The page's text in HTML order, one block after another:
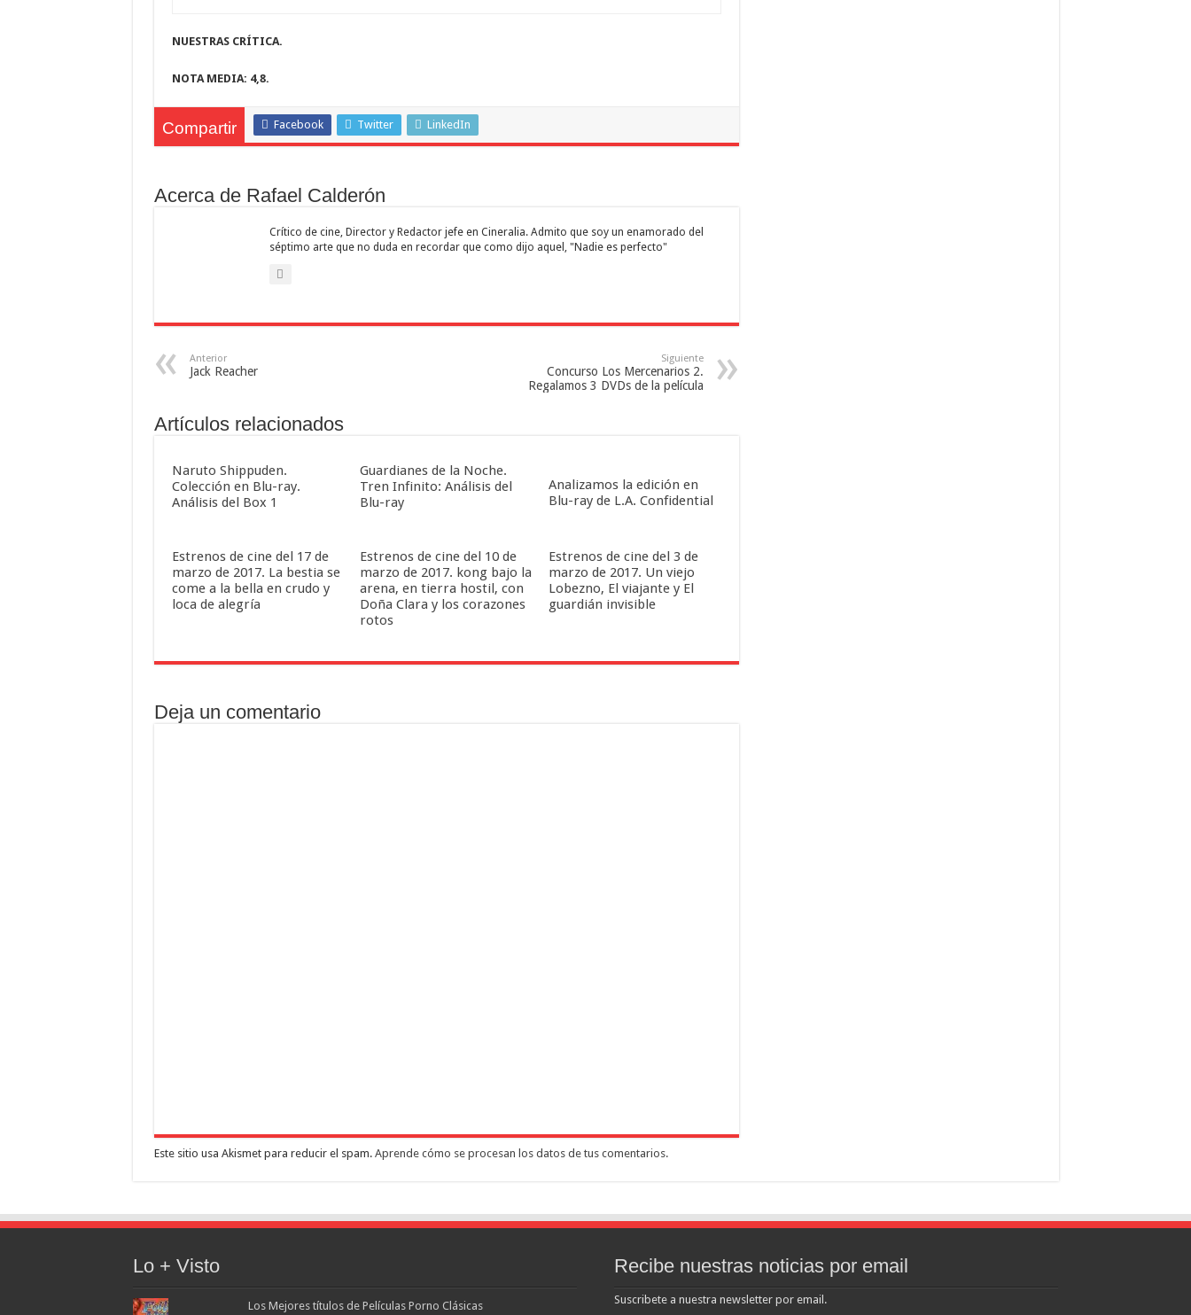
NUESTRAS CRÍTICA.
NOTA MEDIA: 4,8.
Compartir Facebook Twitter LinkedIn
Acerca de Rafael Calderón
Crítico de cine, Director y Redactor jefe en Cineralia. Admito que soy un enamorado del
séptimo arte que no duda en recordar que como dijo aquel, "Nadie es perfecto"
Anterior
Jack Reacher
Siguiente
Concurso Los Mercenarios 2.
Regalamos 3 DVDs de la película
Artículos relacionados
Naruto Shippuden.
Colección en Blu-ray.
Análisis del Box 1
Guardianes de la Noche.
Tren Infinito: Análisis del
Blu-ray
Analizamos la edición en
Blu-ray de L.A. Confidential
Estrenos de cine del 17 de
marzo de 2017. La bestia se
come a la bella en crudo y
loca de alegría
Estrenos de cine del 10 de
marzo de 2017. kong bajo la
arena, en tierra hostil, con
Doña Clara y los corazones
rotos
Estrenos de cine del 3 de
marzo de 2017. Un viejo
Lobezno, El viajante y El
guardián invisible
Deja un comentario
Este sitio usa Akismet para reducir el spam. Aprende cómo se procesan los datos de tus comentarios.
Lo + Visto
Los Mejores títulos de Películas Porno Clásicas
Recibe nuestras noticias por email
Suscribete a nuestra newsletter por email.